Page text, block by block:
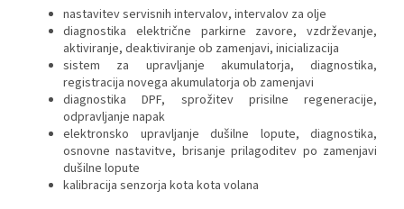
nastavitev servisnih intervalov, intervalov za olje
diagnostika električne parkirne zavore, vzdrževanje,
aktiviranje, deaktiviranje ob zamenjavi, inicializacija
sistem za upravljanje akumulatorja, diagnostika,
registracija novega akumulatorja ob zamenjavi
diagnostika DPF, sprožitev prisilne regeneracije,
odpravljanje napak
elektronsko upravljanje dušilne lopute, diagnostika,
osnovne nastavitve, brisanje prilagoditev po zamenjavi
dušilne lopute
kalibracija senzorja kota kota volana